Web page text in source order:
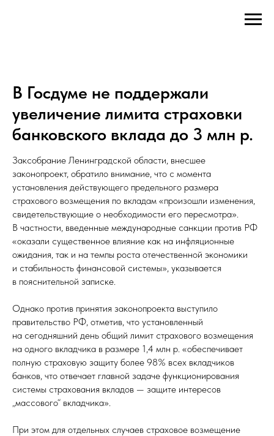
В Госдуме не поддержали
увеличение лимита страховки
банковского вклада до 3 млн р.
Заксобрание Ленинградской области, внесшее
законопроект, обратило внимание, что с момента
установления действующего предельного размера
страхового возмещения по вкладам «произошли изменения,
свидетельствующие о необходимости его пересмотра».
В частности, введенные международные санкции против РФ
«оказали существенное влияние как на инфляционные
ожидания, так и на темпы роста отечественной экономики
и стабильность финансовой системы», указывается
в пояснительной записке.
Однако против принятия законопроекта выступило
правительство РФ, отметив, что установленный
на сегодняшний день общий лимит страхового возмещения
на одного вкладчика в размере 1,4 млн р. «обеспечивает
полную страховую защиту более 98% всех вкладчиков
банков, что отвечает главной задаче функционирования
системы страхования вкладов — защите интересов
„массового“ вкладчика».
При этом для отдельных случаев страховое возмещение